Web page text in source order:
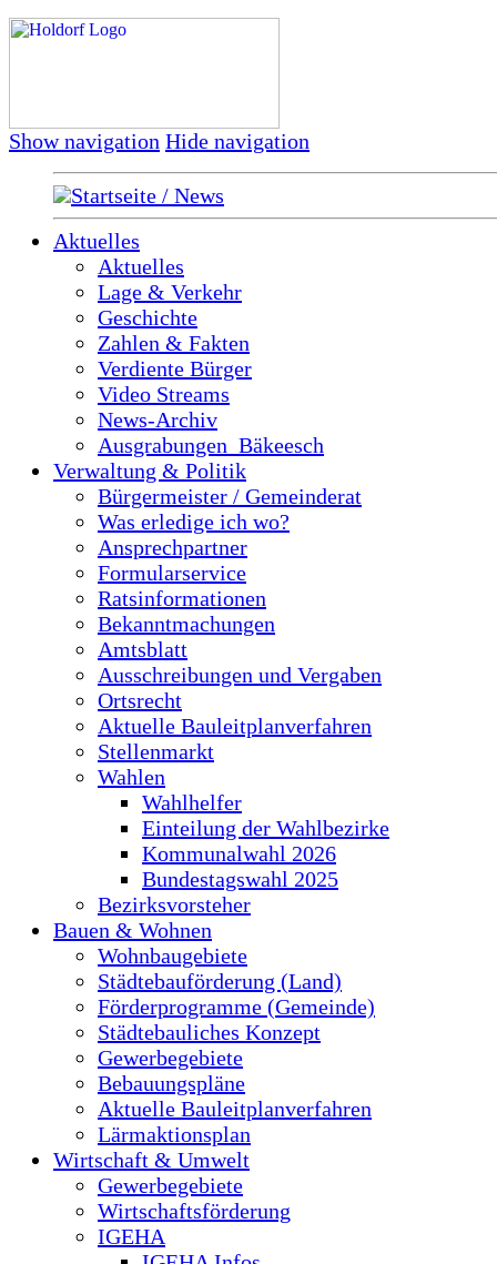
Show navigation Hide navigation
Startseite / News
Aktuelles
Aktuelles
Lage & Verkehr
Geschichte
Zahlen & Fakten
Verdiente Bürger
Video Streams
News-Archiv
Ausgrabungen_Bäkeesch
Verwaltung & Politik
Bürgermeister / Gemeinderat
Was erledige ich wo?
Ansprechpartner
Formularservice
Ratsinformationen
Bekanntmachungen
Amtsblatt
Ausschreibungen und Vergaben
Ortsrecht
Aktuelle Bauleitplanverfahren
Stellenmarkt
Wahlen
Wahlhelfer
Einteilung der Wahlbezirke
Kommunalwahl 2026
Bundestagswahl 2025
Bezirksvorsteher
Bauen & Wohnen
Wohnbaugebiete
Städtebauförderung (Land)
Förderprogramme (Gemeinde)
Städtebauliches Konzept
Gewerbegebiete
Bebauungspläne
Aktuelle Bauleitplanverfahren
Lärmaktionsplan
Wirtschaft & Umwelt
Gewerbegebiete
Wirtschaftsförderung
IGEHA